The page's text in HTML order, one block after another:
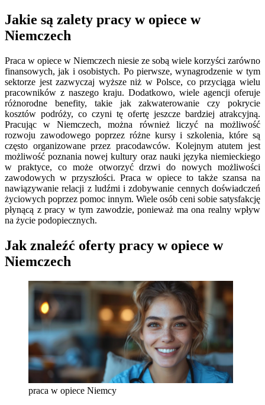
Jakie są zalety pracy w opiece w
Niemczech
Praca w opiece w Niemczech niesie ze sobą wiele korzyści zarówno
finansowych, jak i osobistych. Po pierwsze, wynagrodzenie w tym
sektorze jest zazwyczaj wyższe niż w Polsce, co przyciąga wielu
pracowników z naszego kraju. Dodatkowo, wiele agencji oferuje
różnorodne benefity, takie jak zakwaterowanie czy pokrycie
kosztów podróży, co czyni tę ofertę jeszcze bardziej atrakcyjną.
Pracując w Niemczech, można również liczyć na możliwość
rozwoju zawodowego poprzez różne kursy i szkolenia, które są
często organizowane przez pracodawców. Kolejnym atutem jest
możliwość poznania nowej kultury oraz nauki języka niemieckiego
w praktyce, co może otworzyć drzwi do nowych możliwości
zawodowych w przyszłości. Praca w opiece to także szansa na
nawiązywanie relacji z ludźmi i zdobywanie cennych doświadczeń
życiowych poprzez pomoc innym. Wiele osób ceni sobie satysfakcję
płynącą z pracy w tym zawodzie, ponieważ ma ona realny wpływ
na życie podopiecznych.
Jak znaleźć oferty pracy w opiece w
Niemczech
praca w opiece Niemcy